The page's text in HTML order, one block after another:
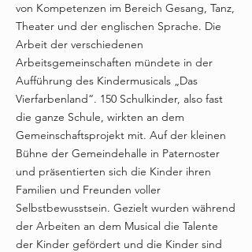
von Kompetenzen im Bereich Gesang, Tanz,
Theater und der englischen Sprache. Die
Arbeit der verschiedenen
Arbeitsgemeinschaften mündete in der
Aufführung des Kindermusicals „Das
Vierfarbenland“. 150 Schulkinder, also fast
die ganze Schule, wirkten an dem
Gemeinschaftsprojekt mit. Auf der kleinen
Bühne der Gemeindehalle in Paternoster
und präsentierten sich die Kinder ihren
Familien und Freunden voller
Selbstbewusstsein. Gezielt wurden während
der Arbeiten an dem Musical die Talente
der Kinder gefördert und die Kinder sind